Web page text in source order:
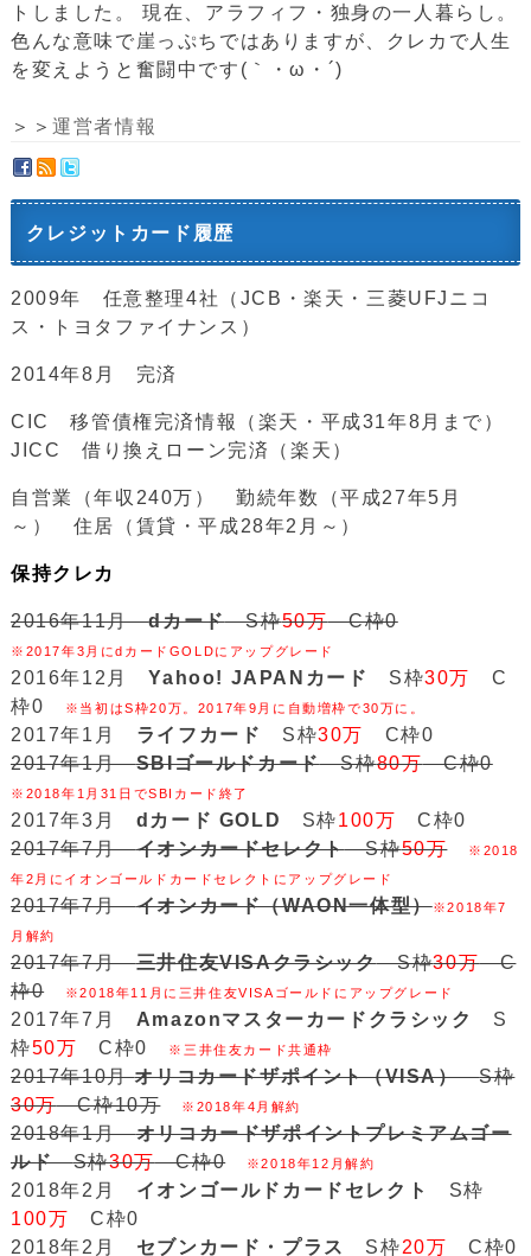
トしました。 現在、アラフィフ・独身の一人暮らし。
色んな意味で崖っぷちではありますが、クレカで人生
を変えようと奮闘中です(｀・ω・´)ゞ
＞＞運営者情報
クレジットカード履歴
2009年 任意整理4社（JCB・楽天・三菱UFJニコ
ス・トヨタファイナンス）
2014年8月 完済
CIC 移管債権完済情報（楽天・平成31年8月まで）
JICC 借り換えローン完済（楽天）
自営業（年収240万） 勤続年数（平成27年5月
～） 住居（賃貸・平成28年2月～）
保持クレカ
2016年11月dカードS枠50万C枠0
※2017年3月にdカードGOLDにアップグレード
2016年12月Yahoo! JAPANカード S枠30万
C
枠0
※当初はS枠20万。2017年9月に自動増枠で30万に。
2017年1月 ライフカード S枠30万
C枠0
2017年1月SBIゴールドカードS枠80万C枠0
※2018年1月31日でSBIカード終了
2017年3月 dカード GOLD S枠100万 C枠0
2017年7月イオンカードセレクトS枠50万
※2018
年2月にイオンゴールドカードセレクトにアップグレード
2017年7月イオンカード（WAON一体型）※2018年7
月解約
2017年7月三井住友VISAクラシックS枠30万C
枠0
※2018年11月に三井住友VISAゴールドにアップグレード
2017年7月 Amazonマスターカードクラシック
S
枠50万 C枠0 ※三井住友カード共通枠
2017年10月オリコカードザポイント（VISA）S枠
30万C枠10万 ※2018年4月解約
2018年1月オリコカードザポイントプレミアムゴー
ルドS枠30万C枠0 ※2018年12月解約
2018年2月 イオンゴールドカードセレクト
S枠
100万 C枠0
2018年2月 セブンカード・プラス S枠20万 C枠0